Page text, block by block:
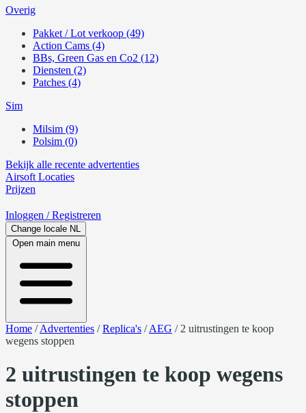
Overig
Pakket / Lot verkoop (49)
Action Cams (4)
BBs, Green Gas en Co2 (12)
Diensten (2)
Patches (4)
Sim
Milsim (9)
Polsim (0)
Bekijk alle recente advertenties
Airsoft Locaties
Prijzen
Inloggen / Registreren
Change locale NL
Open main menu
Home /Advertenties /Replica's /AEG / 2 uitrustingen te koop
wegens stoppen
2 uitrustingen te koop wegens
stoppen